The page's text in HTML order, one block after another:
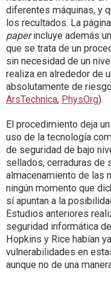
diferentes máquinas, y
los recultados. La
paperincluye además un
que se trata de un
sin necesidad de un
realiza en alrededor de
absolutamente de
ArsTechnica, PhysOrg).
El procedimiento deja
uso de la tecnología
de seguridad de bajo
sellados, cerraduras de
almacenamiento de las
ningún momento que
sí apuntan a la
Estudios anteriores
seguridad informática
Hopkins y Rice habían
vulnerabilidades en
aunque no de una